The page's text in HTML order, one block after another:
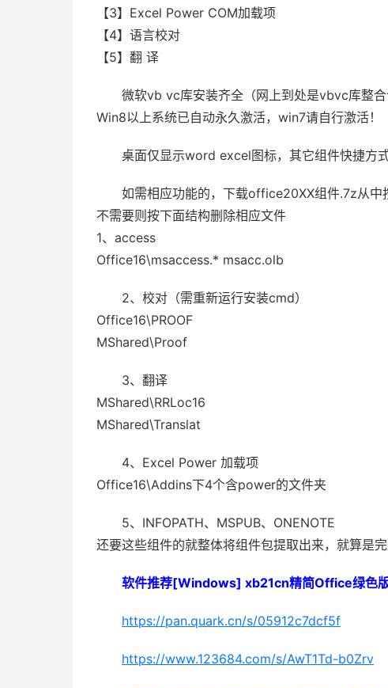
【3】Excel Power COM加载项
【4】语言校对
【5】翻 译
微软vb vc库安装齐全（网上到处是vbvc库整合
Win8以上系统已自动永久激活，win7请自行激活！
桌面仅显示word excel图标，其它组件快捷方
如需相应功能的，下载office20XX组件.7z从中
不需要则按下面结构删除相应文件
1、access
Office16\msaccess.* msacc.olb
2、校对（需重新运行安装cmd）
Office16\PROOF
MShared\Proof
3、翻译
MShared\RRLoc16
MShared\Translat
4、Excel Power 加载项
Office16\Addins下4个含power的文件夹
5、INFOPATH、MSPUB、ONENOTE
还要这些组件的就整体将组件包提取出来，就算是
软件推荐[Windows] xb21cn精简Office绿色
https://pan.quark.cn/s/05912c7dcf5f
https://www.123684.com/s/AwT1Td-b0Zrv